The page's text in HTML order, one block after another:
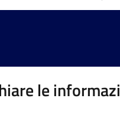
le